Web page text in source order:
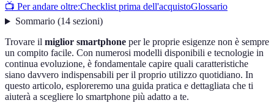
📺 Per andare oltre:Checklist prima dell'acquistoGlossario
Sommario(14 sezioni)
Trovare il miglior smartphone per le proprie esigenze non è sempre
un compito facile. Con numerosi modelli disponibili e tecnologie in
continua evoluzione, è fondamentale capire quali caratteristiche
siano davvero indispensabili per il proprio utilizzo quotidiano. In
questo articolo, esploreremo una guida pratica e dettagliata che ti
aiuterà a scegliere lo smartphone più adatto a te.